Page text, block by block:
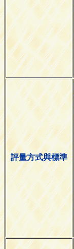
評量方式與標準